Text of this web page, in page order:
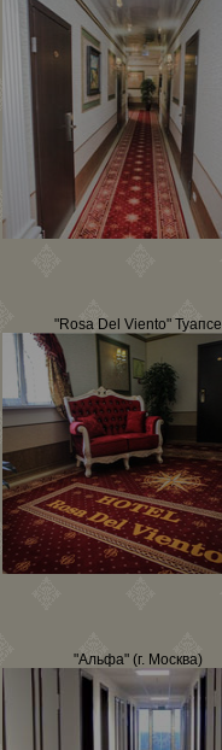
"Rosa Del Viento" Туапсе
"Альфа" (г. Москва)